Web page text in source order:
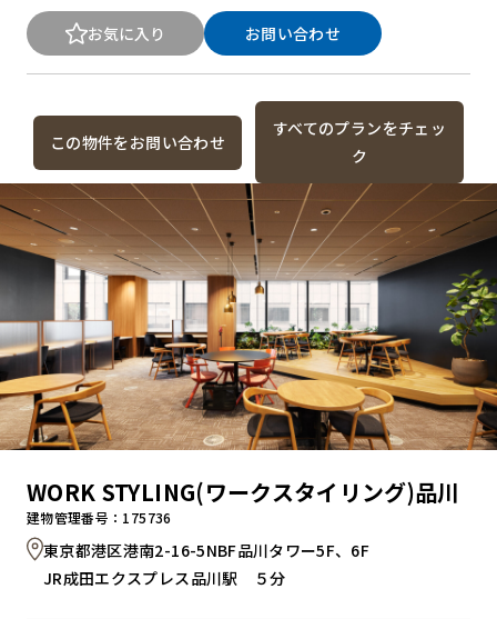
お気に入り お問い合わせ
この物件をお問い合わせ
すべてのプランをチェッ
ク
WORK STYLING(ワークスタイリング)品川
建物管理番号：175736
東京都港区港南2-16-5NBF品川タワー5F、6F
JR成田エクスプレス品川駅 ５分